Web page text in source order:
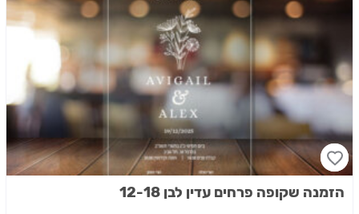
הזמנה שקופה פרחים עדין לבן 12-18